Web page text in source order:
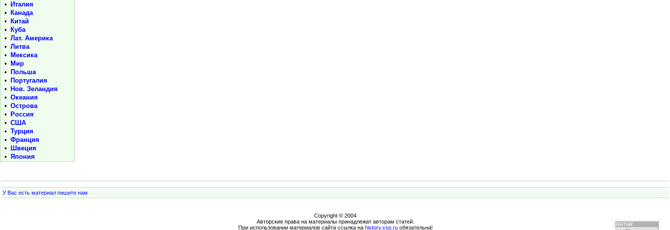
•
Италия
•
Канада
•
Китай
•
Куба
• Лат. Америка
• Литва
•
Мексика
•
Мир
•
Польша
•
Португалия
•
Нов. Зеландия
• Океания
• Острова
•
Россия
• США
• Турция
• Франция
•
Швеция
• Япония
У Вас есть материал пишите нам
Copyright © 2004
Авторские права на материалы принадлежат авторам статей.
При использовании материалов сайта ссылка на history.xsp.ruобязательна!